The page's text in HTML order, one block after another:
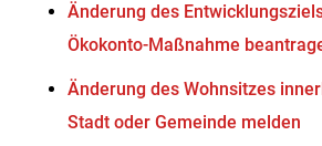
Änderung des
Ökokonto-Maßnahme
Änderung des Wohnsitzes
Stadt oder Gemeinde melden